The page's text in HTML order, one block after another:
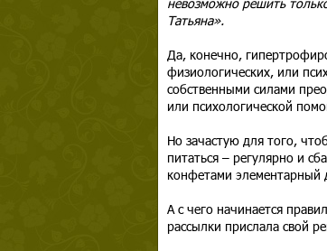
Татьяна».
Да, конечно,
физиологических, или
собственными силами
или психологической
Но зачастую для того,
питаться – регулярно и
конфетами элементарный
А с чего начинается
рассылки прислала свой